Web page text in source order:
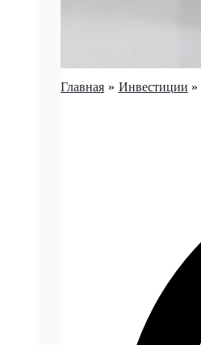
Главная Инвестиции